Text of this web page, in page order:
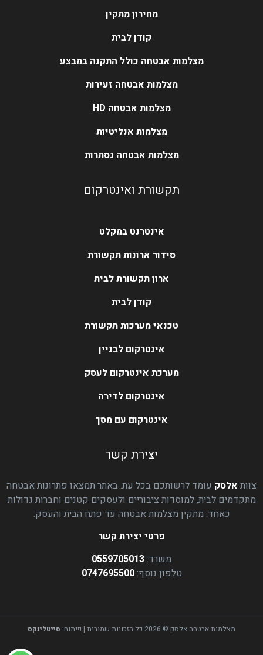
מחירון מתקין
קודן לבית
מצלמות אבטחה כולל התקנה במבצע
מצלמות אבטחה זעירות
מצלמות אבטחה HD
מצלמות אנליטיות
מצלמות אבטחה נסתרות
תקשורת ואינטרקום
אינטרנט במקלט
סידור ארונות תקשורת
ארון תקשורת לבית
קודן לבית
טכנאי מערכות תקשורת
אינטרקום לבניין
מערכת אינטרקום לעסק
אינטרקום לדירה
אינטרקום עם מסך
יצירת קשר
צוות אלסק עומד לרשותכם בכל עת. באתר תמצאו פתרונות אבטחה
מתקדמים לבית, למוסדות ציבוריים ולעסקים קטנים וחברות גדולות
כאחד. מתקין מצלמות אבטחה עד פתח הבית והעסק.
פרטי יצירת קשר
משרד:0559705013
טלפון נוסף:0747695500
מצלמות אבטחה אלסק © 2026 כל הזכויות שמורות | פיתוח: סייטלינקס